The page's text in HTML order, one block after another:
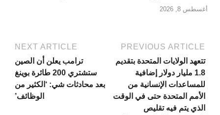
أغسطس 8, 2026
PREVIOUS ARTICLE
تتعهد الولايات المتحدة بتقديم
1.8 مليار دولار إضافية
للمساعدات الإنسانية من
الأمم المتحدة حتى في الوقت
الذي يتم فيه تقليص
NEXT ARTICLE
ترامب يعلن أن الصين
ستشتري 200 طائرة بوينغ
بعد محادثات شي: ‘الكثير من
الوظائف’